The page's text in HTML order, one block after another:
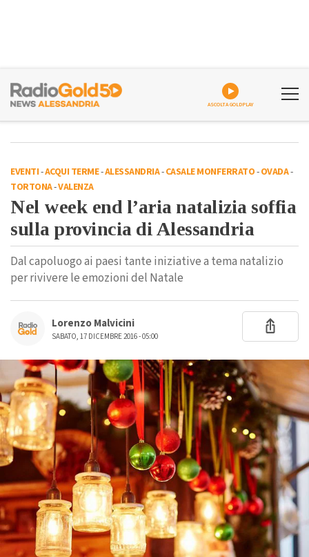
ASCOLTA GOLDPLAY
EVENTI-ACQUI TERME-ALESSANDRIA-CASALE MONFERRATO-OVADA-
TORTONA-VALENZA
Nel week end l’aria natalizia soffia
sulla provincia di Alessandria
Dal capoluogo ai paesi tante iniziative a tema natalizio
per rivivere le emozioni del Natale
Lorenzo Malvicini
SABATO, 17 DICEMBRE 2016 - 05:00